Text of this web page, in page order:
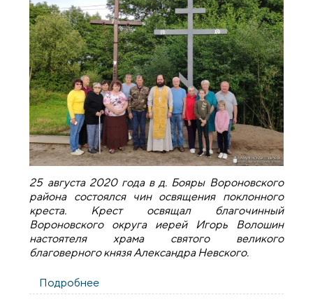
25 августа 2020 года в д. Бояры Вороновского
района состоялся чин освящения поклонного
креста. Крест освящал благочинный
Вороновского округа иерей Игорь Волошин
настоятеля храма святого великого
благоверного князя Александра Невского.
Подробнее
освящения поклонного креста